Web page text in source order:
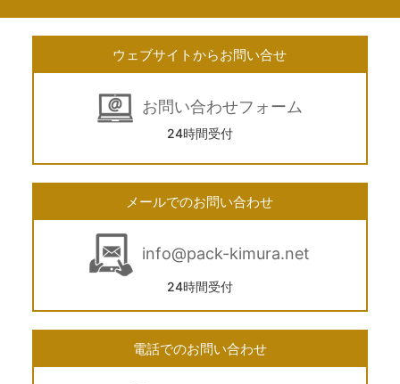
ウェブサイトからお問い合せ
お問い合わせフォーム
24時間受付
メールでのお問い合わせ
info@pack-kimura.net
24時間受付
電話でのお問い合わせ